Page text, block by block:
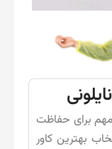
مهم برای حفاظت
بهترین کاور